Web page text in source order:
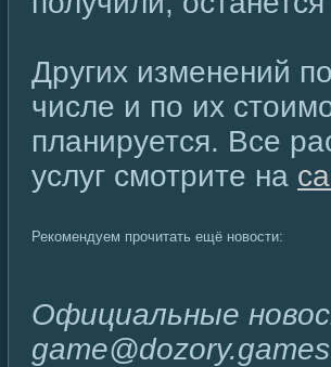
Других изменений
числе и по их
планируется. Все
услуг смотрите на
Рекомендуем прочитать ещё новости:
Официальные
game@dozory.games